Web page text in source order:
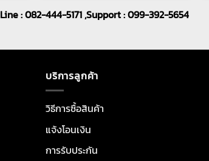
: 082-444-5171 ,Support : 099-392-5654
บริการลูกค้า
วิธีการซื้อสินค้า
แจ้งโอนเงิน
การรับประกัน